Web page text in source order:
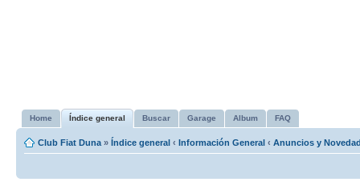
Home Índice general Buscar Garage Album FAQ
Club Fiat Duna » Índice general ‹ Información General ‹ Anuncios y